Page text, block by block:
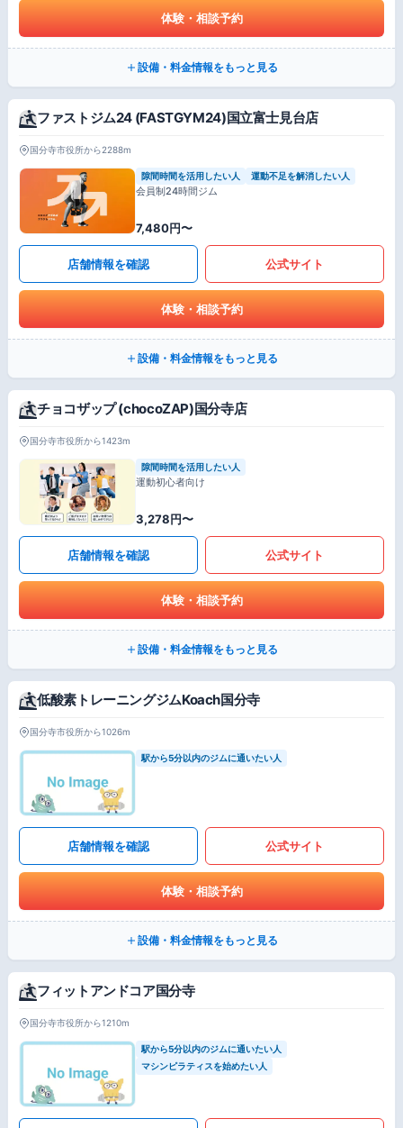
体験・相談予約
設備・料金情報をもっと見る
ファストジム24 (FASTGYM24)国立富士見台店
国分寺市役所から2288m
隙間時間を活用したい人 運動不足を解消したい人
会員制24時間ジム
7,480円〜
店舗情報を確認 公式サイト
体験・相談予約
設備・料金情報をもっと見る
チョコザップ (chocoZAP)国分寺店
国分寺市役所から1423m
隙間時間を活用したい人
運動初心者向け
3,278円〜
店舗情報を確認 公式サイト
体験・相談予約
設備・料金情報をもっと見る
低酸素トレーニングジムKoach国分寺
国分寺市役所から1026m
駅から5分以内のジムに通いたい人
店舗情報を確認 公式サイト
体験・相談予約
設備・料金情報をもっと見る
フィットアンドコア国分寺
国分寺市役所から1210m
駅から5分以内のジムに通いたい人
マシンピラティスを始めたい人